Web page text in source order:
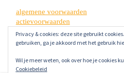
algemene voorwaarden
actievoorwaarden
privacybeleid
disclaimer
Privacy & cookies: deze site gebruikt
gebruiken, ga je akkoord met het gebruik
Wil je meer weten, ook over hoe je cookies
Cookiebeleid